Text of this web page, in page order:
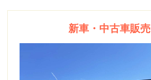
新車・中古車販売